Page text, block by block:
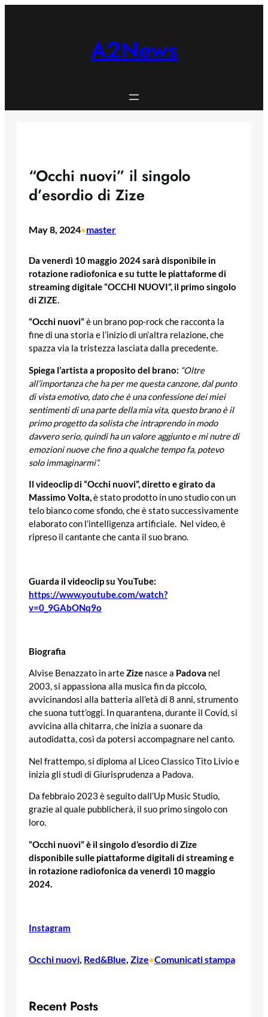
A2News
“Occhi nuovi” il singolo
d’esordio di Zize
May 8, 2024•master
Da venerdì 10 maggio 2024 sarà disponibile in
rotazione radiofonica e su tutte le piattaforme di
streaming digitale “OCCHI NUOVI”, il primo singolo
di ZIZE.
“Occhi nuovi”è un brano pop-rock che racconta la
fine di una storia e l’inizio di un’altra relazione, che
spazza via la tristezza lasciata dalla precedente.
Spiega l’artista a proposito del brano: “Oltre
all’importanza che ha per me questa canzone, dal punto
di vista emotivo, dato che è una confessione dei miei
sentimenti di una parte della mia vita, questo brano è il
primo progetto da solista che intraprendo in modo
davvero serio, quindi ha un valore aggiunto e mi nutre di
emozioni nuove che fino a qualche tempo fa, potevo
solo immaginarmi”.
Il videoclip di “Occhi nuovi”, diretto e girato da
Massimo Volta,è stato prodotto in uno studio con un
telo bianco come sfondo, che è stato successivamente
elaborato con l’intelligenza artificiale. Nel video, è
ripreso il cantante che canta il suo brano.
Guarda il videoclip su YouTube:
https://www.youtube.com/watch?
v=0_9GAbONq9o
Biografia
Alvise Benazzato in arteZize nasce a Padova nel
2003, si appassiona alla musica fin da piccolo,
avvicinandosi alla batteria all’età di 8 anni, strumento
che suona tutt’oggi. In quarantena, durante il Covid, si
avvicina alla chitarra, che inizia a suonare da
autodidatta, così da potersi accompagnare nel canto.
Nel frattempo, si diploma al Liceo Classico Tito Livio e
inizia gli studi di Giurisprudenza a Padova.
Da febbraio 2023 è seguito dall’Up Music Studio,
grazie al quale pubblicherà, il suo primo singolo con
loro.
“Occhi nuovi” è il singolo d’esordio di Zize
disponibile sulle piattaforme digitali di streaming e
in rotazione radiofonica da venerdì 10 maggio
2024.
Instagram
Occhi nuovi Red&Blue Zize•Comunicati stampa
Recent Posts